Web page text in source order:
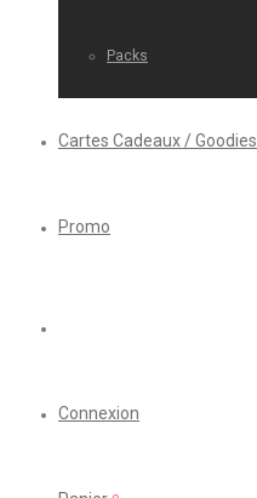
Packs
Cartes Cadeaux / Goodies
Promo
Connexion